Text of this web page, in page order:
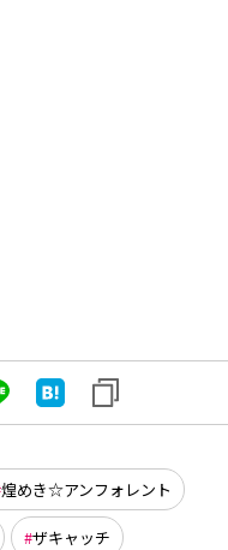
煌めき☆アンフォレント
ザキャッチ